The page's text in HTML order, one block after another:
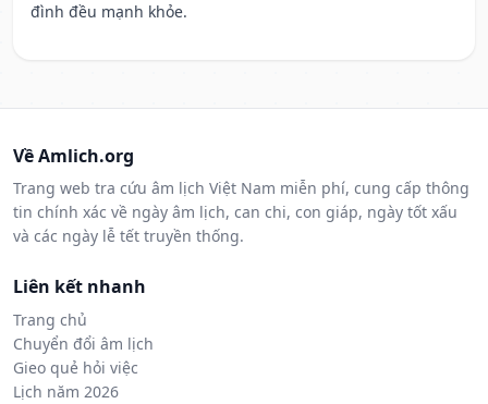
đình đều mạnh khỏe.
Về Amlich.org
Trang web tra cứu âm lịch Việt Nam miễn phí, cung cấp thông
tin chính xác về ngày âm lịch, can chi, con giáp, ngày tốt xấu
và các ngày lễ tết truyền thống.
Liên kết nhanh
Trang chủ
Chuyển đổi âm lịch
Gieo quẻ hỏi việc
Lịch năm 2026